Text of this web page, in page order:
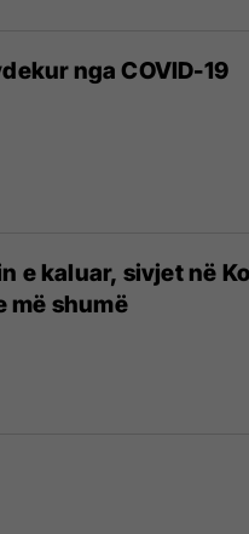
nga COVID-19
e kaluar, sivjet në
më shumë